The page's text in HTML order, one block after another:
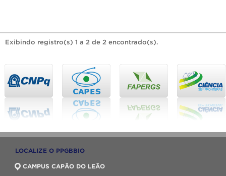
Exibindo registro(s) 1 a 2 de 2 encontrado(s).
LOCALIZE O PPGBBIO
CAMPUS CAPÃO DO LEÃO